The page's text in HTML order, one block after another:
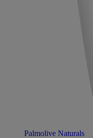
Palmolive Naturals